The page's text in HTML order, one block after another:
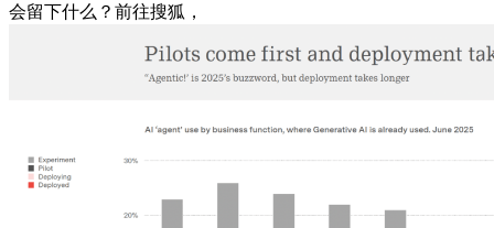
会留下什么？前往搜狐，